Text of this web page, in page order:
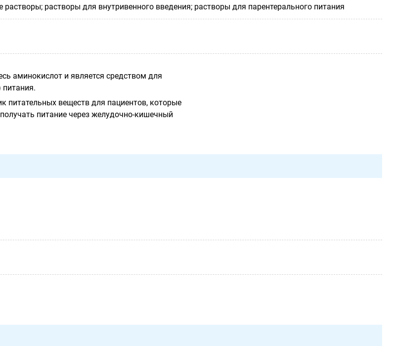
растворы для внутривенного введения; растворы для парентерального питания
аминокислот и является средством для
питания.
питательных веществ для пациентов, которые
питание через желудочно-кишечный